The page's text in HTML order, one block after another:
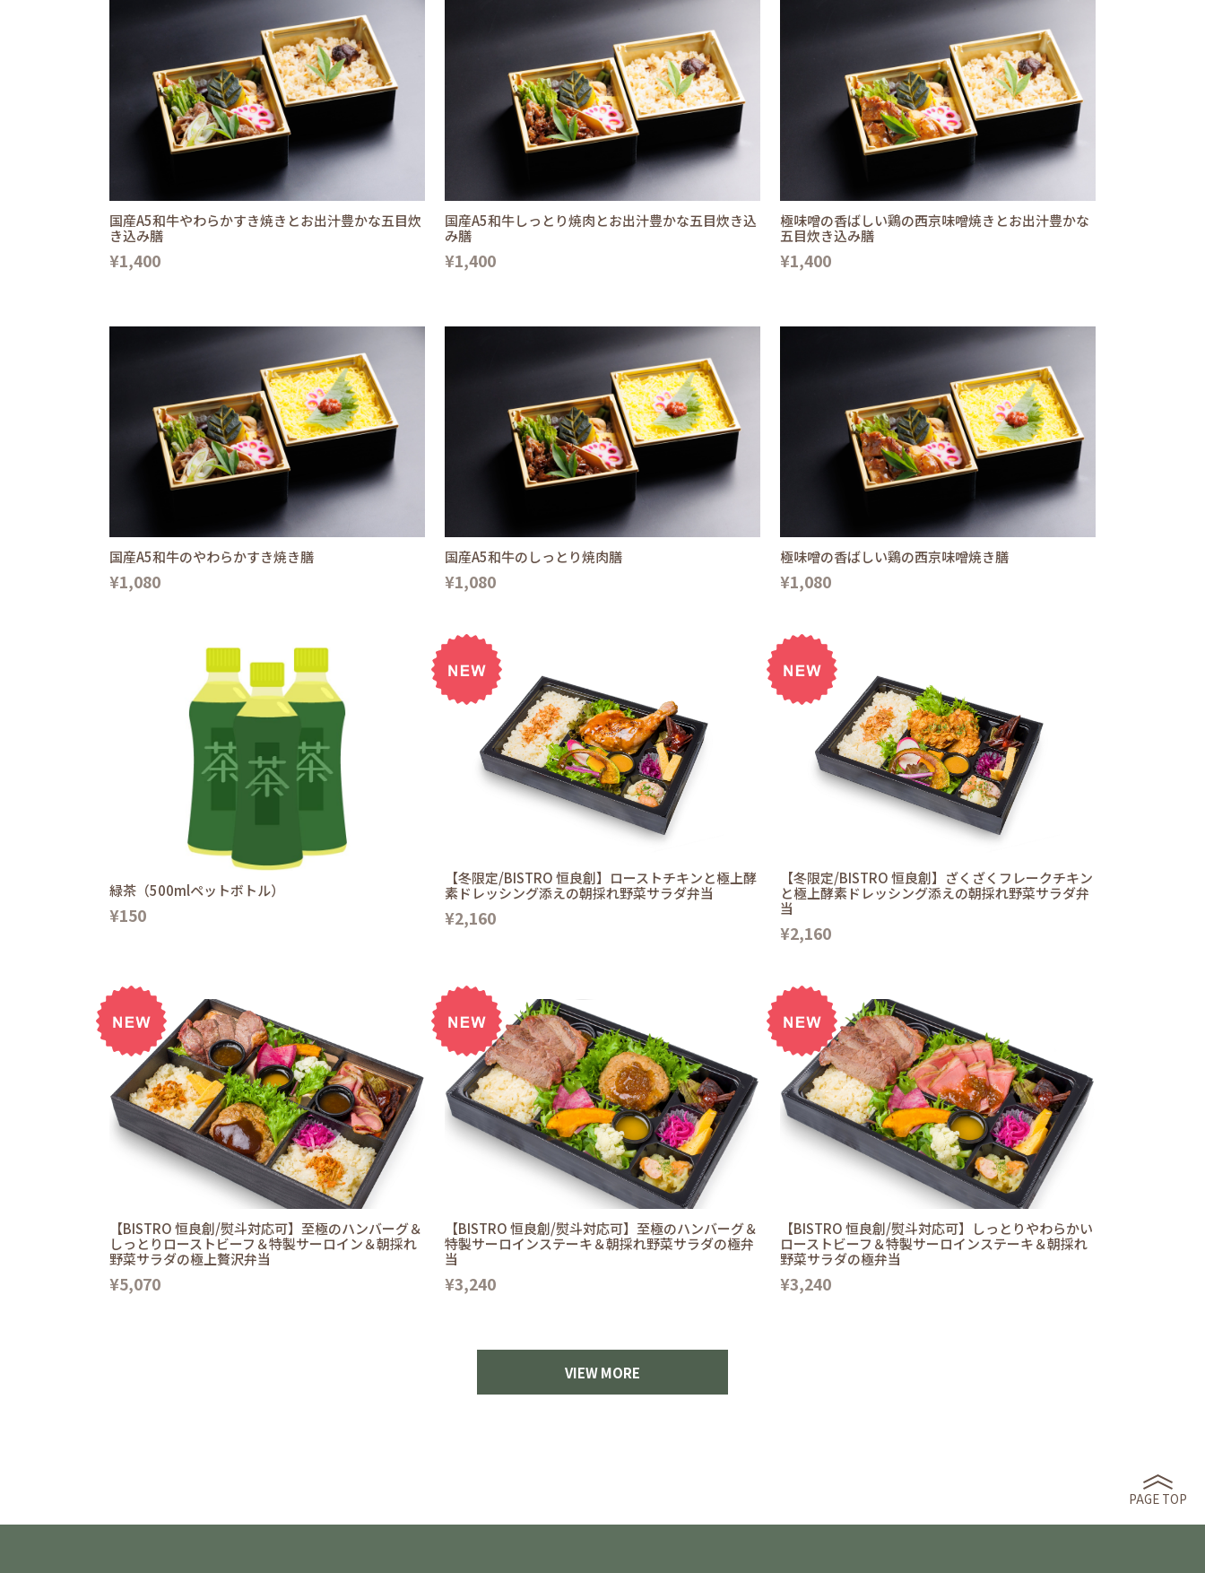
国産A5和牛やわらかすき焼きとお出汁豊かな五目炊
き込み膳
¥1,400
国産A5和牛しっとり焼肉とお出汁豊かな五目炊き込
み膳
¥1,400
極味噌の香ばしい鶏の西京味噌焼きとお出汁豊かな
五目炊き込み膳
¥1,400
国産A5和牛のやわらかすき焼き膳
¥1,080
国産A5和牛のしっとり焼肉膳
¥1,080
極味噌の香ばしい鶏の西京味噌焼き膳
¥1,080
緑茶（500mlペットボトル）
¥150
【冬限定/BISTRO 恒良創】ローストチキンと極上酵
素ドレッシング添えの朝採れ野菜サラダ弁当
¥2,160
【冬限定/BISTRO 恒良創】ざくざくフレークチキン
と極上酵素ドレッシング添えの朝採れ野菜サラダ弁
当
¥2,160
【BISTRO 恒良創/熨斗対応可】至極のハンバーグ＆
しっとりローストビーフ＆特製サーロイン＆朝採れ
野菜サラダの極上贅沢弁当
¥5,070
【BISTRO 恒良創/熨斗対応可】至極のハンバーグ＆
特製サーロインステーキ＆朝採れ野菜サラダの極弁
当
¥3,240
【BISTRO 恒良創/熨斗対応可】しっとりやわらかい
ローストビーフ＆特製サーロインステーキ＆朝採れ
野菜サラダの極弁当
¥3,240
VIEW MORE
PAGE TOP